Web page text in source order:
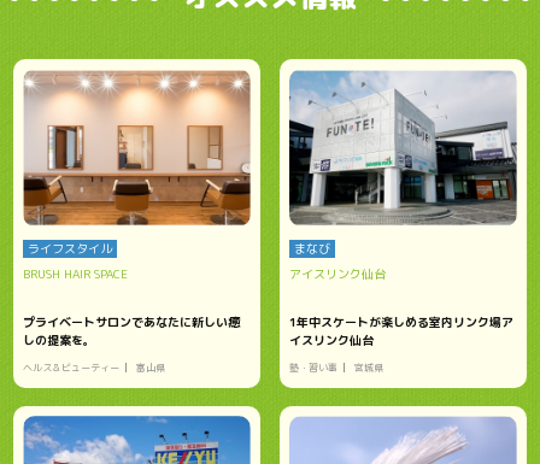
ライフスタイル
BRUSH HAIR SPACE
プライベートサロンであなたに新しい癒
しの提案を。
ヘルス＆ビューティー 富山県
まなび
アイスリンク仙台
1年中スケートが楽しめる室内リンク場ア
イスリンク仙台
塾・習い事 宮城県